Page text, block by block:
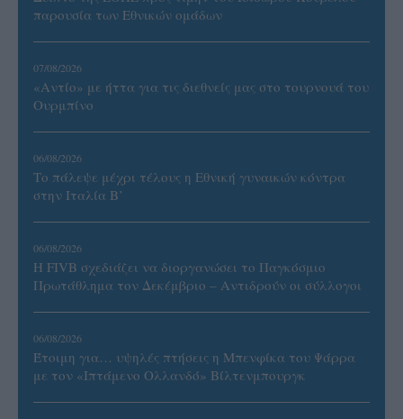
παρουσία των Εθνικών ομάδων
07/08/2026
«Αντίο» με ήττα για τις διεθνείς μας στο τουρνουά του
Ουρμπίνο
06/08/2026
Το πάλεψε μέχρι τέλους η Εθνική γυναικών κόντρα
στην Ιταλία Β’
06/08/2026
Η FIVB σχεδιάζει να διοργανώσει το Παγκόσμιο
Πρωτάθλημα τον Δεκέμβριο – Αντιδρούν οι σύλλογοι
06/08/2026
Έτοιμη για… υψηλές πτήσεις η Μπενφίκα του Ψάρρα
με τον «Ιπτάμενο Ολλανδό» Βίλτενμπουργκ